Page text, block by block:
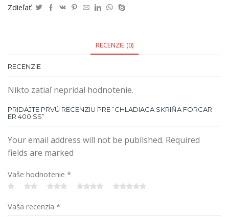
Zdieľať:
RECENZIE (0)
RECENZIE
Nikto zatiaľ nepridal hodnotenie.
PRIDAJTE PRVÚ RECENZIU PRE “CHLADIACA SKRIŇA FORCAR
ER 400 SS”
Your email address will not be published. Required
fields are marked
Vaše hodnotenie *
Vaša recenzia *